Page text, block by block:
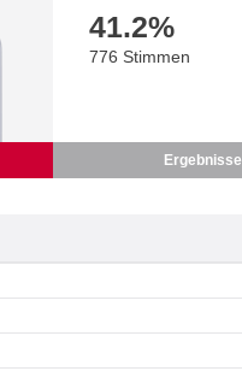
41.2%
776 Stimmen
Ergebnisse